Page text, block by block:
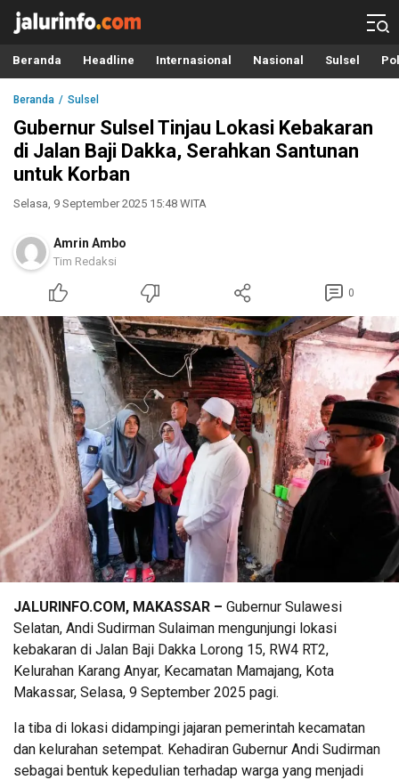
Info Terbaru, Berita Terkini Hari Ini, Jalurinfo.com
Terkini, Akurat dan Terpercaya
Beranda Headline Internasional Nasional Sulsel
Beranda Sulsel
Gubernur Sulsel Tinjau Lokasi Kebakaran
di Jalan Baji Dakka, Serahkan Santunan
untuk Korban
Selasa, 9 September 2025 15:48 WITA
Amrin Ambo
Tim Redaksi
0
JALURINFO.COM, MAKASSAR – Gubernur Sulawesi
Selatan, Andi Sudirman Sulaiman mengunjungi lokasi
kebakaran di Jalan Baji Dakka Lorong 15, RW4 RT2,
Kelurahan Karang Anyar, Kecamatan Mamajang, Kota
Makassar, Selasa, 9 September 2025 pagi.
Ia tiba di lokasi didampingi jajaran pemerintah kecamatan
dan kelurahan setempat. Kehadiran Gubernur Andi Sudirman
sebagai bentuk kepedulian terhadap warga yang menjadi